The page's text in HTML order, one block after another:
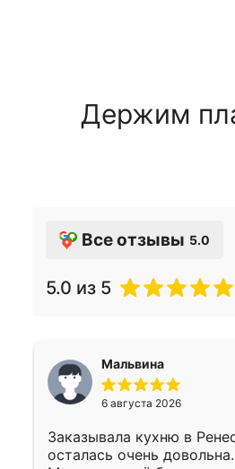
Держим
Все отзывы 5.0
5.0 из 5
Мальвина
6 августа 2026
Заказывала кухню в
осталась очень довольна.